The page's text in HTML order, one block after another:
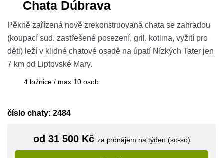
Chata Dúbrava
Pěkně zařízená nově zrekonstruovaná chata se zahradou
(koupací sud, zastřešené posezení, gril, kotlina, vyžití pro
děti) leží v klidné chatové osadě na úpatí Nízkých Tater jen
7 km od Liptovské Mary.
4 ložnice / max 10 osob
číslo chaty: 2484
od 31 500 Kč za pronájem na týden (so-so)